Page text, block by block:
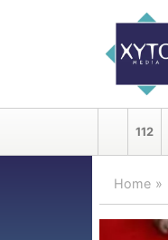
112
Home